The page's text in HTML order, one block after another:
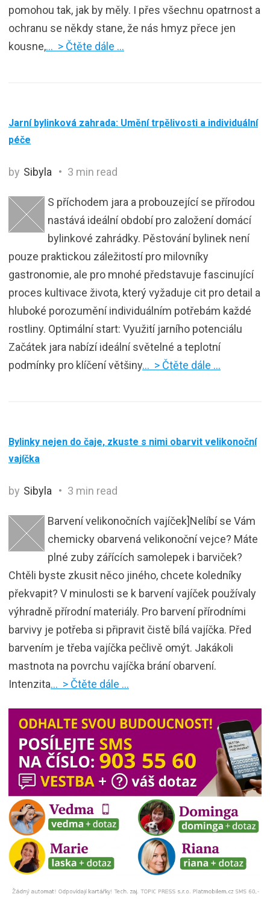
pomohou tak, jak by měly. I přes všechnu opatrnost a
ochranu se někdy stane, že nás hmyz přece jen
kousne,… > Čtěte dále …
Jarní bylinková zahrada: Umění trpělivosti a individuální
péče
by Sibyla 3 min read
S příchodem jara a probouzející se přírodou
nastává ideální období pro založení domácí
bylinkové zahrádky. Pěstování bylinek není
pouze praktickou záležitostí pro milovníky
gastronomie, ale pro mnohé představuje fascinující
proces kultivace života, který vyžaduje cit pro detail a
hluboké porozumění individuálním potřebám každé
rostliny. Optimální start: Využití jarního potenciálu
Začátek jara nabízí ideální světelné a teplotní
podmínky pro klíčení většiny… > Čtěte dále …
Bylinky nejen do čaje, zkuste s nimi obarvit velikonoční
vajíčka
by Sibyla 3 min read
Barvení velikonočních vajíček]Nelíbí se Vám
chemicky obarvená velikonoční vejce? Máte
plné zuby zářících samolepek i barviček?
Chtěli byste zkusit něco jiného, chcete koledníky
překvapit? V minulosti se k barvení vajíček používaly
výhradně přírodní materiály. Pro barvení přírodními
barvivy je potřeba si připravit čistě bílá vajíčka. Před
barvením je třeba vajíčka pečlivě omýt. Jakákoli
mastnota na povrchu vajíčka brání obarvení.
Intenzita… > Čtěte dále …